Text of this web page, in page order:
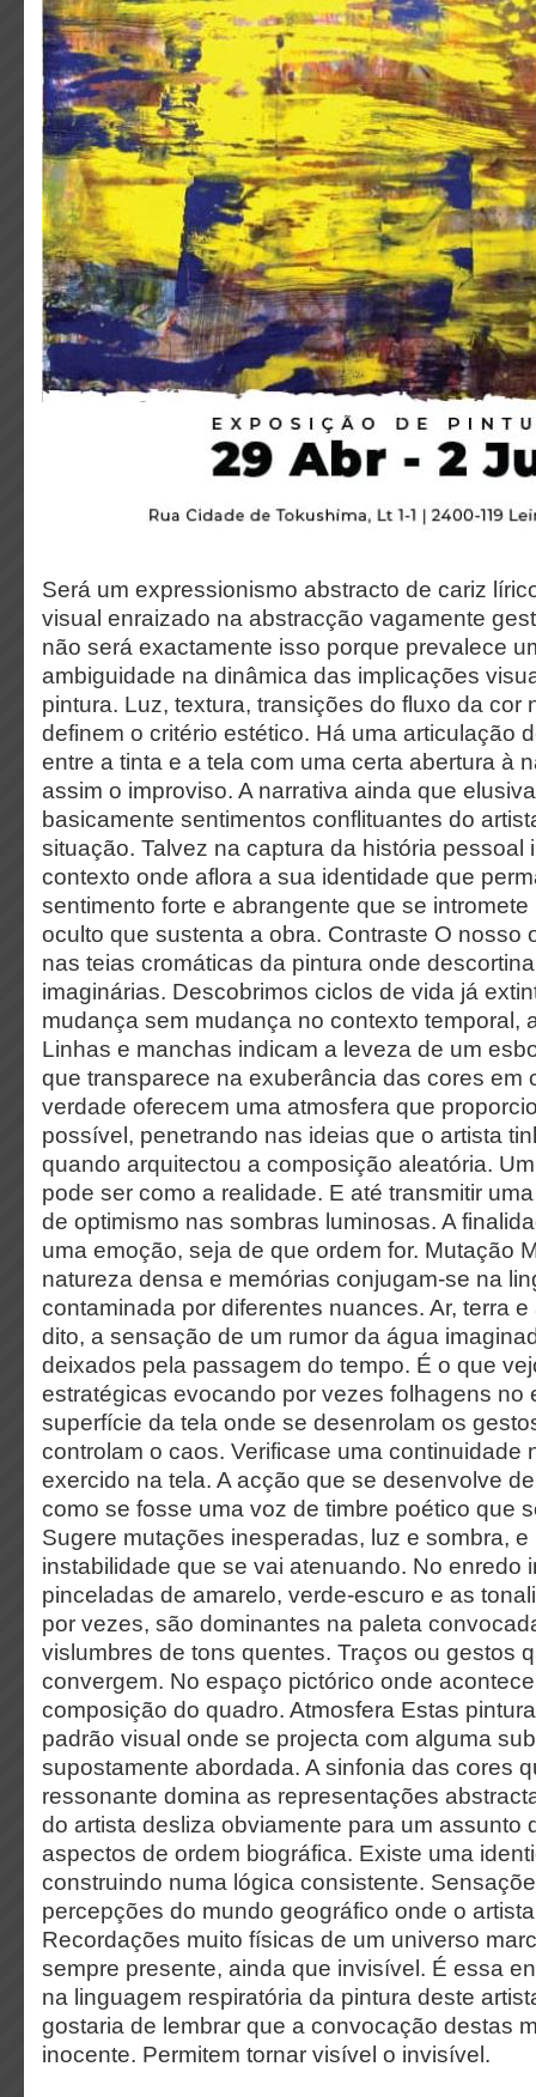
Será um expressionismo abstracto de cariz
visual enraizado na abstracção vagamente
não será exactamente isso porque prevalece
ambiguidade na dinâmica das implicações
pintura. Luz, textura, transições do fluxo da cor
definem o critério estético. Há uma articulação
entre a tinta e a tela com uma certa abertura à
assim o improviso. A narrativa ainda que
basicamente sentimentos conflituantes do
situação. Talvez na captura da história pessoal
contexto onde aflora a sua identidade que
sentimento forte e abrangente que se
oculto que sustenta a obra. Contraste O nosso
nas teias cromáticas da pintura onde
imaginárias. Descobrimos ciclos de vida já
mudança sem mudança no contexto temporal,
Linhas e manchas indicam a leveza de um
que transparece na exuberância das cores em
verdade oferecem uma atmosfera que
possível, penetrando nas ideias que o artista
quando arquitectou a composição aleatória.
pode ser como a realidade. E até transmitir
de optimismo nas sombras luminosas. A
uma emoção, seja de que ordem for. Mutação
natureza densa e memórias conjugam-se na
contaminada por diferentes nuances. Ar, terra
dito, a sensação de um rumor da água
deixados pela passagem do tempo. É o que
estratégicas evocando por vezes folhagens no
superfície da tela onde se desenrolam os
controlam o caos. Verificase uma continuidade
exercido na tela. A acção que se desenvolve
como se fosse uma voz de timbre poético que
Sugere mutações inesperadas, luz e sombra, e
instabilidade que se vai atenuando. No enredo
pinceladas de amarelo, verde-escuro e as
por vezes, são dominantes na paleta
vislumbres de tons quentes. Traços ou gestos
convergem. No espaço pictórico onde
composição do quadro. Atmosfera Estas
padrão visual onde se projecta com alguma
supostamente abordada. A sinfonia das cores
ressonante domina as representações
do artista desliza obviamente para um assunto
aspectos de ordem biográfica. Existe uma
construindo numa lógica consistente.
percepções do mundo geográfico onde o
Recordações muito físicas de um universo
sempre presente, ainda que invisível. É essa
na linguagem respiratória da pintura deste
gostaria de lembrar que a convocação destas
inocente. Permitem tornar visível o invisível.